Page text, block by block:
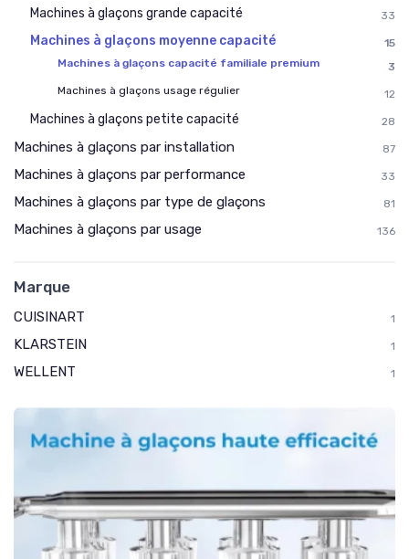
Machines à glaçons grande capacité 33
Machines à glaçons moyenne capacité
15
Machines à glaçons capacité familiale premium
3
Machines à glaçons usage régulier
12
Machines à glaçons petite capacité 28
Machines à glaçons par installation 87
Machines à glaçons par performance 33
Machines à glaçons par type de glaçons 81
Machines à glaçons par usage 136
Marque
CUISINART 1
KLARSTEIN 1
WELLENT 1